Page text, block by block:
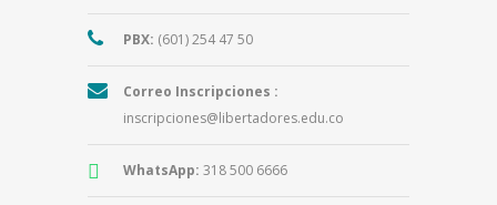
PBX: (601) 254 47 50
Correo Inscripciones :
inscripciones@libertadores.edu.co
WhatsApp: 318 500 6666